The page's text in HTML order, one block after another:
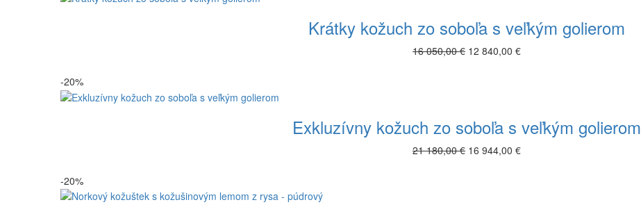
Krátky kožuch zo soboľa s veľkým golierom
16 050,00 € 12 840,00 €
-20%
Exkluzívny kožuch zo soboľa s veľkým golierom
21 180,00 € 16 944,00 €
-20%